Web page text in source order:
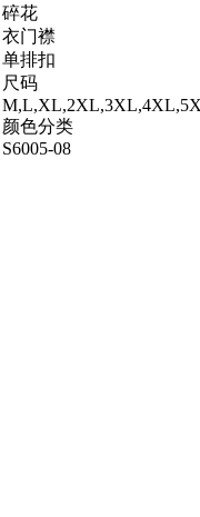
碎花
衣门襟
单排扣
尺码
颜色分类
S6005-08